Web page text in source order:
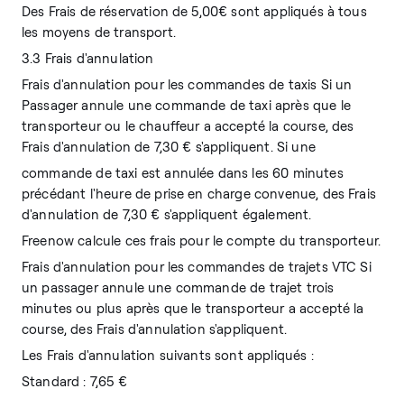
Des Frais de réservation de 5,00€ sont appliqués à tous
les moyens de transport.
3.3 Frais d'annulation
Frais d'annulation pour les commandes de taxis Si un
Passager annule une commande de taxi après que le
transporteur ou le chauffeur a accepté la course, des
Frais d'annulation de 7,30 € s'appliquent. Si une
commande de taxi est annulée dans les 60 minutes
précédant l'heure de prise en charge convenue, des Frais
d'annulation de 7,30 € s'appliquent également.
Freenow calcule ces frais pour le compte du transporteur.
Frais d'annulation pour les commandes de trajets VTC Si
un passager annule une commande de trajet trois
minutes ou plus après que le transporteur a accepté la
course, des Frais d'annulation s'appliquent.
Les Frais d'annulation suivants sont appliqués :
Standard : 7,65 €